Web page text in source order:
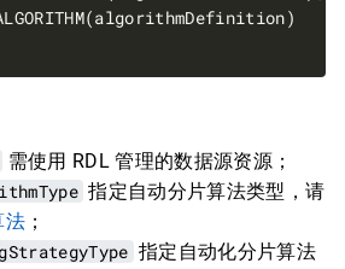
需使用 RDL 管理的数据源资源；
指定自动分片算法类型，请
法；
指定自动化分片算法